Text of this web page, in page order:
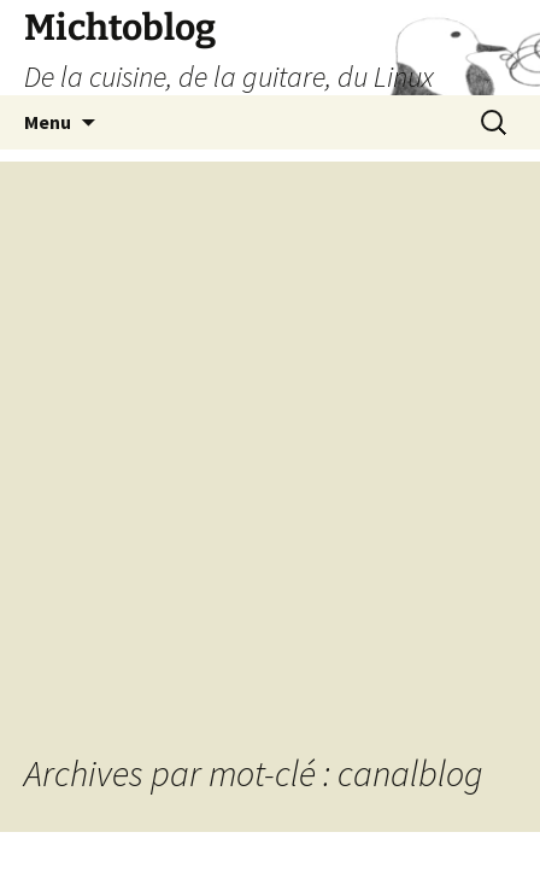
Aller
contenu
Michtoblog
De la cuisine, de la guitare, du Linux
Menu
Archives par mot-clé : canalblog